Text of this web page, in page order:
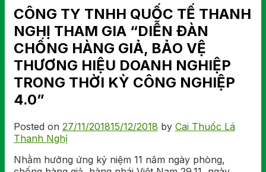
Khách hàng chia sẻ
Kiểm tra chính hãng
Đặt hàng
Hotline: 0902791922
CÔNG TY TNHH QUỐC TẾ THANH
NGHỊ THAM GIA “DIỄN ĐÀN
CHỐNG HÀNG GIẢ, BẢO VỆ
THƯƠNG HIỆU DOANH NGHIỆP
TRONG THỜI KỲ CÔNG NGHIỆP
4.0”
Posted on 27/11/201815/12/2018 by Cai Thuốc Lá
Thanh Nghị
Nhằm hưởng ứng kỷ niệm 11 năm ngày phòng,